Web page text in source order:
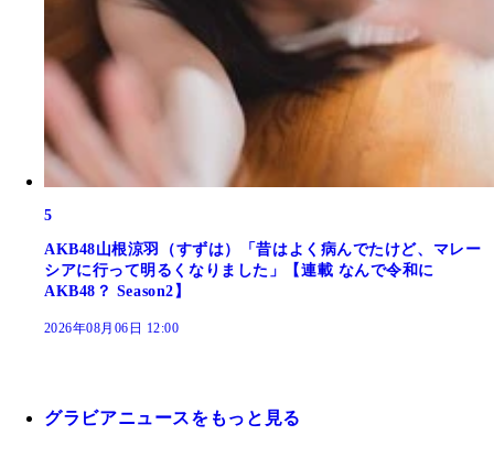
5
AKB48山根涼羽（すずは）「昔はよく病んでたけど、マレー
シアに行って明るくなりました」【連載 なんで令和に
AKB48？ Season2】
2026年08月06日 12:00
グラビアニュースをもっと見る